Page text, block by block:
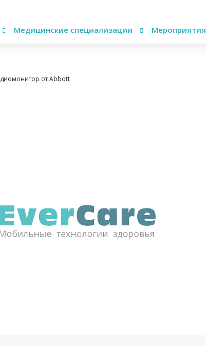
Медицинские специализации Мероприятия
от Abbott